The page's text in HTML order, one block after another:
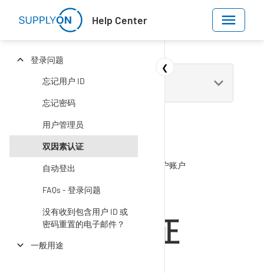
Skip to main content
Help Center
登录问题
忘记用户 ID
忘记密码
用户管理员
双因素认证
自动登出
FAQs - 登录问题
没有收到包含用户 ID 或
密码重置的电子邮件？
一般用途
❮
Help Center
登录和用户账户
双因素认证